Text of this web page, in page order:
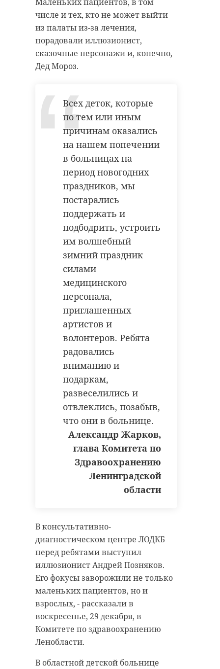
числе и тех, кто не может выйти
из палаты из-за лечения,
порадовали иллюзионист,
сказочные персонажи и, конечно,
Дед Мороз.
Всех деток, которые
по тем или иным
причинам оказались
на нашем попечении
в больницах на
период новогодних
праздников, мы
постарались
поддержать и
подбодрить, устроить
им волшебный
зимний праздник
силами
медицинского
персонала,
приглашенных
артистов и
волонтеров. Ребята
радовались
вниманию и
подаркам,
развеселились и
отвлеклись, позабыв,
что они в больнице.
Александр Жарков,
глава Комитета по
Здравоохранению
Ленинградской
области
В консультативно-
диагностическом центре ЛОДКБ
перед ребятами выступил
иллюзионист Андрей Позняков.
Его фокусы заворожили не только
маленьких пациентов, но и
взрослых, - рассказали в
воскресенье, 29 декабря, в
Комитете по здравоохранению
Ленобласти.
В областной детской больнице
родителям, которе воспитывают
особенных детей.
В первый год в празднике
приняли участие 40 семей. Тогда
его поддержала местная
жители Тосненского района. В
итоге, инклюзивная «ДоброЕлка»
Яркими моментами праздника
поделилась пресс-служба
правительства Ленобласти в
понедельник, 30 декабря. Проект
был поддержан грантом
губернатора 47 региона.
В преддверии праздников
команда фонда «Мы все равны»
также проводит акцию «Подарок
Ангелу 2024». Добрые волшебники
исполнили новогодние мечты 35
Водителя «Тойоты» деблокировали
специалисты ПСО города
Приозерск. Мужчина оказался
зажат в салоне автомобиля.
Пострадавшего передали
помощи.
Пассажиров кроссовера также
доставили в медицинское
учреждение. Информация об их
состоянии в настоящий момент
уточняется.
Фото: Аварийно-спасательная
служба Ленинградской области
дтп
аварийно-спасательная служба
Поделиться статьей: